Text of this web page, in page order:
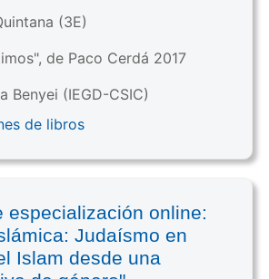
(3E)
de Paco Cerdá 2017
Benyei (IEGD-CSIC)
de libros
especialización online:
Judaísmo en
Islam desde una